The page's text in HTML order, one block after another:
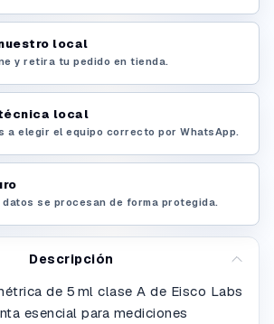
local
y retira tu pedido en tienda.
local
a elegir el equipo correcto por WhatsApp.
datos se procesan de forma protegida.
Descripción
de 5 ml clase A de Eisco Labs
esencial para mediciones